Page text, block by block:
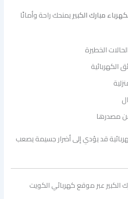
مبارك الكبيريمنحك راحة وأمانًا
الخطيرة
الكهربائية
مصدرها
قد يؤدي إلى أضرار جسيمة يصعب
الكبير عبر موقع كهربائي الكويت